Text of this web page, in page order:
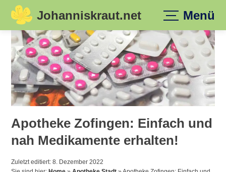
Skip
content
Johanniskraut.net Menü
Apotheke Zofingen: Einfach und
nah Medikamente erhalten!
Zuletzt editiert: 8. Dezember 2022